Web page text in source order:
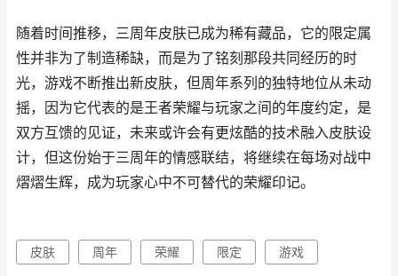
随着时间推移，三周年皮肤已成为稀有藏品，它的限定属
性并非为了制造稀缺，而是为了铭刻那段共同经历的时
光，游戏不断推出新皮肤，但周年系列的独特地位从未动
摇，因为它代表的是王者荣耀与玩家之间的年度约定，是
双方互馈的见证，未来或许会有更炫酷的技术融入皮肤设
计，但这份始于三周年的情感联结，将继续在每场对战中
熠熠生辉，成为玩家心中不可替代的荣耀印记。
皮肤 周年 荣耀 限定 游戏